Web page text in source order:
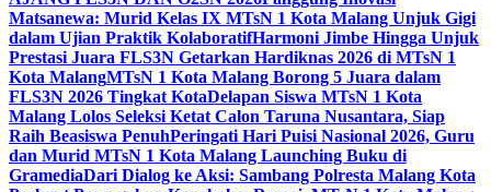
Matsanewa: Murid Kelas IX MTsN 1 Kota Malang Unjuk Gigi
dalam Ujian Praktik KolaboratifHarmoni Jimbe Hingga Unjuk
Prestasi Juara FLS3N Getarkan Hardiknas 2026 di MTsN 1
Kota MalangMTsN 1 Kota Malang Borong 5 Juara dalam
FLS3N 2026 Tingkat KotaDelapan Siswa MTsN 1 Kota
Malang Lolos Seleksi Ketat Calon Taruna Nusantara, Siap
Raih Beasiswa PenuhPeringati Hari Puisi Nasional 2026, Guru
dan Murid MTsN 1 Kota Malang Launching Buku di
GramediaDari Dialog ke Aksi: Sambang Polresta Malang Kota